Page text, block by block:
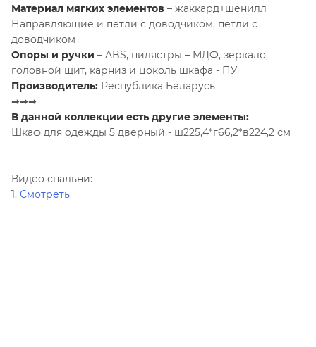
Материал мягких элементов – жаккард+шенилл
Направляющие и петли с доводчиком, петли с
доводчиком
Опоры и ручки – ABS, пилястры – МДФ, зеркало,
головной щит, карниз и цоколь шкафа - ПУ
Производитель: Республика Беларусь
➡➡➡
В данной коллекции есть другие элементы:
Шкаф для одежды 5 дверный - ш225,4*г66,2*в224,2 см
Видео спальни:
1. Смотреть